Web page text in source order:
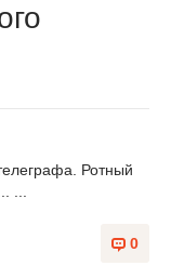
Ротный
...
0